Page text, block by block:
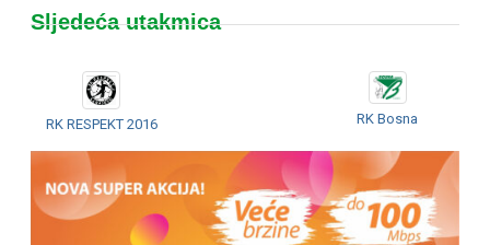
Sljedeća utakmica
RK RESPEKT 2016 RK Bosna